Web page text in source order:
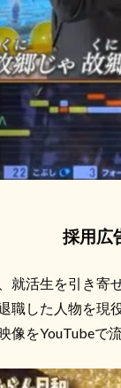
採用広
就活生を引き寄
職した人物を現
像をYouTubeで